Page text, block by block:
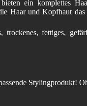
ein komplettes
Haar und Kopfhaut das
trockenes, fettiges,
Stylingprodukt!